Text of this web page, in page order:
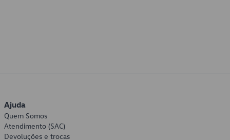
Ajuda
Quem Somos
Atendimento (SAC)
Devoluções e trocas